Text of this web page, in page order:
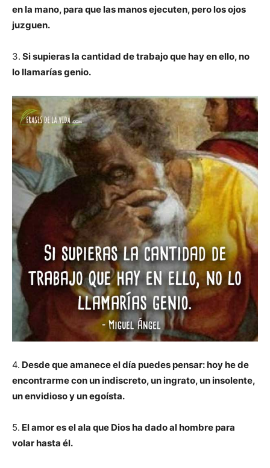
en la mano, para que las manos ejecuten, pero los ojos
juzguen.
3. Si supieras la cantidad de trabajo que hay en ello, no
lo llamarías genio.
4. Desde que amanece el día puedes pensar: hoy he de
encontrarme con un indiscreto, un ingrato, un insolente,
un envidioso y un egoísta.
5. El amor es el ala que Dios ha dado al hombre para
volar hasta él.